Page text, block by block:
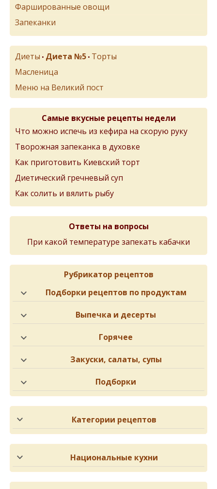
Фаршированные овощи
Запеканки
Диеты • Диета №5 • Торты
Масленица
Меню на Великий пост
Самые вкусные рецепты недели
Что можно испечь из кефира на скорую руку
Творожная запеканка в духовке
Как приготовить Киевский торт
Диетический гречневый суп
Как солить и вялить рыбу
Ответы на вопросы
При какой температуре запекать кабачки
Рубрикатор рецептов
Подборки рецептов по продуктам
Выпечка и десерты
Горячее
Закуски, салаты, супы
Подборки
Категории рецептов
Национальные кухни